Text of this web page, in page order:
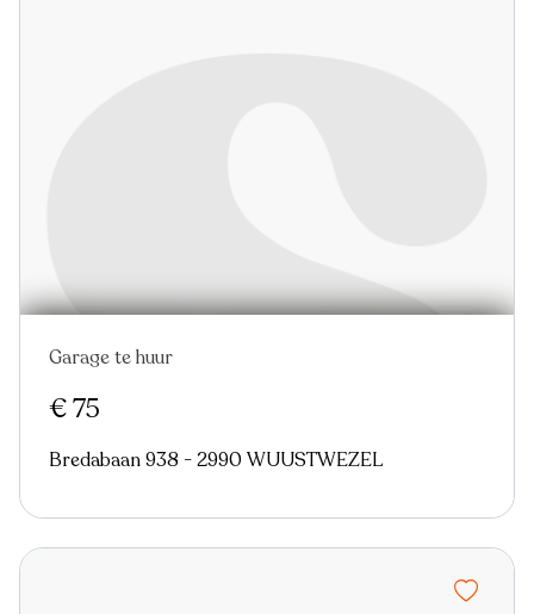
Garage te huur
€ 75
Bredabaan 938 - 2990 WUUSTWEZEL